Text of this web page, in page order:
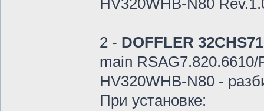
HV320WHB-N80
2 - DOFFLER 32CHS71
main RSAG7.820.6610/
HV320WHB-N80 -
При установке: